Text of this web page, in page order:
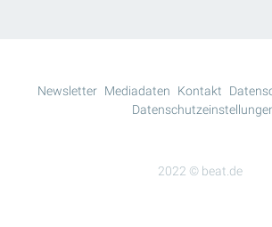
2022 © beat.de
Newsletter Mediadaten Kontakt